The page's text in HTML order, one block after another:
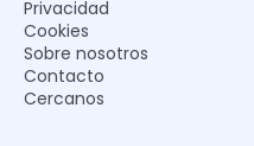
Privacidad
Cookies
Sobre nosotros
Contacto
Cercanos